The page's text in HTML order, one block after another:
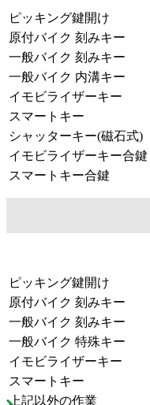
ピッキング鍵開け
原付バイク 刻みキー
一般バイク 刻みキー
一般バイク 内溝キー
イモビライザーキー
スマートキー
シャッターキー(磁石式)
イモビライザーキー合鍵
スマートキー合鍵
ピッキング鍵開け
原付バイク 刻みキー
一般バイク 刻みキー
一般バイク 特殊キー
イモビライザーキー
スマートキー
上記以外の作業